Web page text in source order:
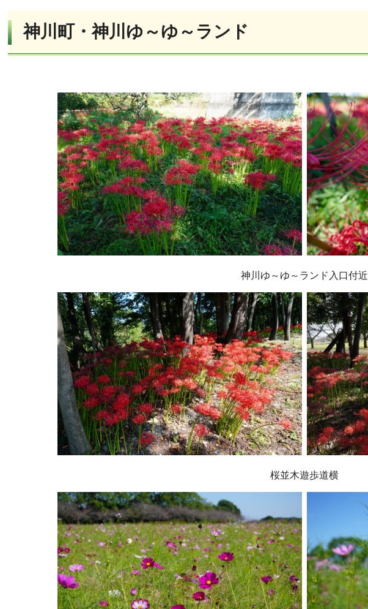
神川町・神川ゆ～ゆ～ランド
神川ゆ～ゆ～ランド入口付近
桜並木遊歩道横